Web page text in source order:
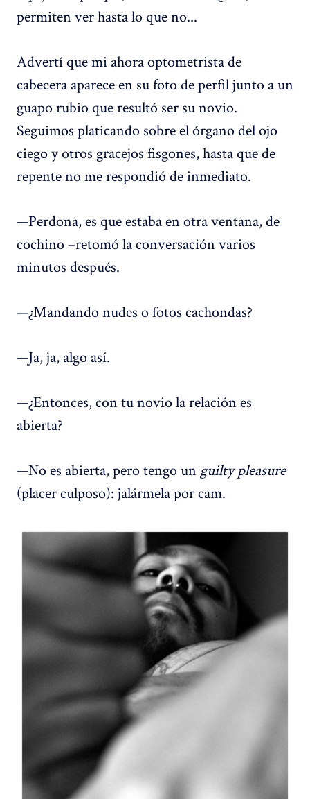
permiten ver hasta lo que no...
Advertí que mi ahora optometrista de
cabecera aparece en su foto de perfil junto a un
guapo rubio que resultó ser su novio.
Seguimos platicando sobre el órgano del ojo
ciego y otros gracejos fisgones, hasta que de
repente no me respondió de inmediato.
—Perdona, es que estaba en otra ventana, de
cochino –retomó la conversación varios
minutos después.
—¿Mandando nudes o fotos cachondas?
—Ja, ja, algo así.
—¿Entonces, con tu novio la relación es
abierta?
—No es abierta, pero tengo un guilty pleasure
(placer culposo): jalármela por cam.